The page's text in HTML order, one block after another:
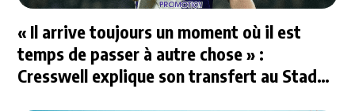
« Il arrive toujours un moment où il est
temps de passer à autre chose » :
Cresswell explique son transfert au Stade